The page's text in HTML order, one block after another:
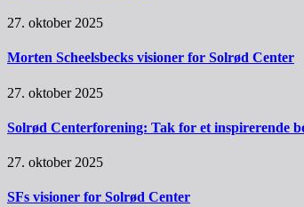
27. oktober 2025
Morten Scheelsbecks visioner for Solrød Center
27. oktober 2025
Solrød Centerforening: Tak for et inspirerende
27. oktober 2025
SFs visioner for Solrød Center